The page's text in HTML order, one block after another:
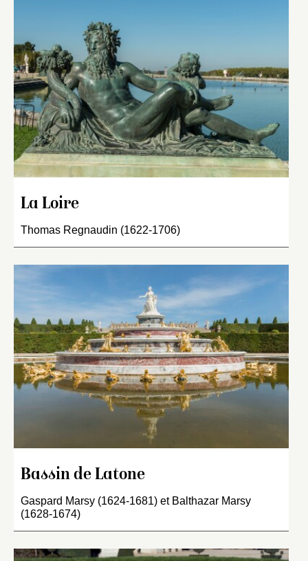
La Loire
Thomas Regnaudin (1622-1706)
Bassin de Latone
Gaspard Marsy (1624-1681) et Balthazar Marsy
(1628-1674)